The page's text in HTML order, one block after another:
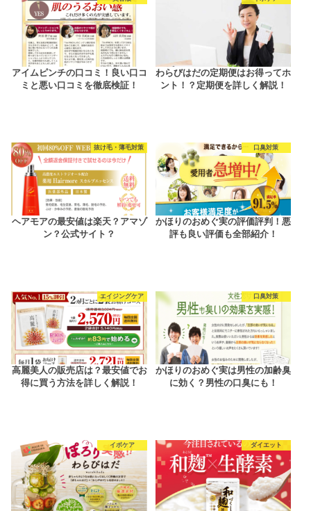
アイムピンチの口コミ！良い口コ
ミと悪い口コミを徹底検証！
わらびはだの定期便はお得ってホ
ント！？定期便を詳しく解説！
抜け毛・薄毛対策
ヘアモアの最安値は楽天？アマゾ
ン？公式サイト？
口臭対策
かほりのおめぐ実の評価評判！悪
評も良い評価も全部紹介！
エイジングケア
高麗美人の販売店は？最安値でお
得に買う方法を詳しく解説！
口臭対策
かほりのおめぐ実は男性の加齢臭
に効く？男性の口臭にも！
イボケア ダイエット